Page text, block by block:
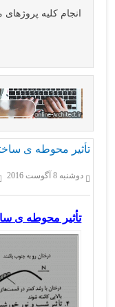
انجام کلیه
تأثیر محوطه ی
دوشنبه 8 آگوست 2016
تأثیر محوطه ی